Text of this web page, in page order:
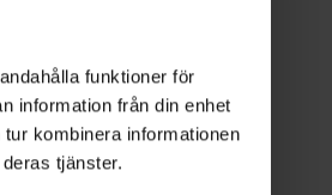
funktioner för
information från din enhet
kombinera informationen
tjänster.